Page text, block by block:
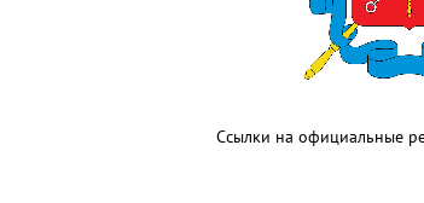
Ссылки на официальные